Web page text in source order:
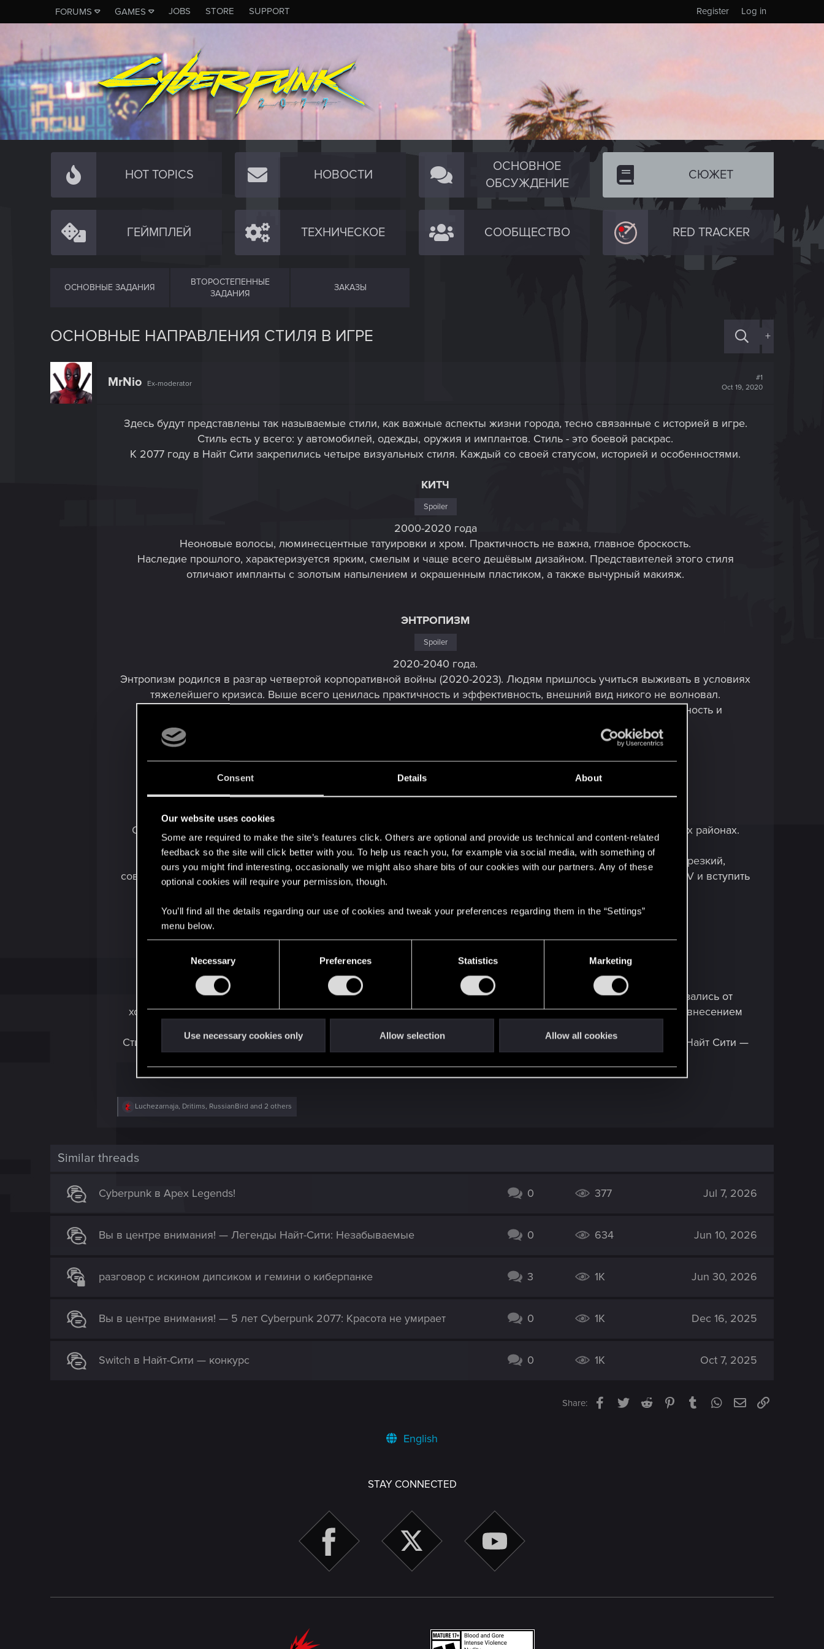
Consent Details About
Our website uses cookies
Some are required to make the site’s features click. Others are optional and provide us technical and content-related
feedback so the site will click better with you. To help us reach you, for example via social media, with something of
ours you might find interesting, occasionally we might also share bits of our cookies with our partners. Any of these
optional cookies will require your permission, though.
You’ll find all the details regarding our use of cookies and tweak your preferences regarding them in the “Settings”
menu below.
e
l
c
Necessary Preferences Statistics Marketing
Use necessary cookies only Allow selection Allow all cookies
FORUMS GAMES JOBS STORE SUPPORT Log in
Register
HOT TOPICS НОВОСТИ
ОСНОВНОЕ
ОБСУЖДЕНИЕ
СЮЖЕТ
ГЕЙМПЛЕЙ ТЕХНИЧЕСКОЕ СООБЩЕСТВО RED TRACKER
ОСНОВНЫЕ ЗАДАНИЯ
ВТОРОСТЕПЕННЫЕ
ЗАДАНИЯ
ЗАКАЗЫ
ОСНОВНЫЕ НАПРАВЛЕНИЯ СТИЛЯ В ИГРЕ +
MrNio Ex-moderator
#1
Oct 19, 2020
Здесь будут представлены так называемые стили, как важные аспекты жизни города, тесно связанные с историей в игре.
Стиль есть у всего: у автомобилей, одежды, оружия и имплантов. Стиль - это боевой раскрас.
К 2077 году в Найт Сити закрепились четыре визуальных стиля. Каждый со своей статусом, историей и особенностями.
КИТЧ
Spoiler
2000-2020 года
Неоновые волосы, люминесцентные татуировки и хром. Практичность не важна, главное броскость.
Наследие прошлого, характеризуется ярким, смелым и чаще всего дешёвым дизайном. Представителей этого стиля
отличают импланты с золотым напылением и окрашенным пластиком, а также вычурный макияж.
ЭНТРОПИЗМ
Spoiler
2020-2040 года.
Энтропизм родился в разгар четвертой корпоративной войны (2020-2023). Людям пришлось учиться выживать в условиях
тяжелейшего кризиса. Выше всего ценилась практичность и эффективность, внешний вид никого не волновал.
Стиль присущ бедным слоям населения, об изяществе и дизайне здесь не идет и речи - главное практичность и
полезность, безуспешная попытка противостоять прогрессу и безжалостному натиску технологий.
НЕОМИЛИТАРИЗМ
Смертоносная элегантность без вычурности. Стиль корпоратов и военных, которых в изобилии в престижных районах.
Здесь соблюдается принцип торжества пользы.
Стиль тех, кто не понаслышке знает о глобальных конфликтах и борьбе корпораций за власть. Холодный, резкий,
современный дизайн. Любители этого стиля выглядят так, будто в любую минуту готовы десантироваться из AV и вступить
НЕОКИТЧ
Знаменитости, звёзды брейнданса, магнаты, директора, наследники владельцев корпораций... Все они отказались от
холодного изящества неомилитаризма и вернулись к истокам китча, который изменили под свои вкусы, но с внесением
Стиль баснословно богатых и знаменитых. Синоним слова «роскошь», очень популярен среди элиты жителей Найт Сити —
R
i
o
:
Luchezarnaja, Dritims, RussianBird and 2 others
Similar threads
Cyberpunk в Apex Legends! 0 377 Jul 7, 2026
Вы в центре внимания! — Легенды Найт-Сити: Незабываемые 0 634 Jun 10, 2026
разговор с искином дипсиком и гемини о киберпанке 3 1K Jun 30, 2026
Вы в центре внимания! — 5 лет Cyberpunk 2077: Красота не умирает 0 1K Dec 16, 2025
Switch в Найт-Сити — конкурс 0 1K Oct 7, 2025
Share: Facebook
TwitterReddit PinterestTumblrWhatsApp
EmailLink
English
STAY CONNECTED